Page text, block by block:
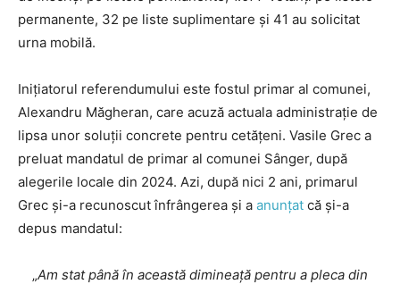
permanente, 32 pe liste suplimentare și 41 au solicitat
urna mobilă.
Inițiatorul referendumului este fostul primar al comunei,
Alexandru Măgheran, care acuză actuala administrație de
lipsa unor soluții concrete pentru cetățeni. Vasile Grec a
preluat mandatul de primar al comunei Sânger, după
alegerile locale din 2024. Azi, după nici 2 ani, primarul
Grec și-a recunoscut înfrângerea și a anunțat că și-a
depus mandatul:
„Am stat până în această dimineață pentru a pleca din